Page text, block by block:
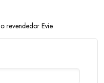
revendedor Evie.